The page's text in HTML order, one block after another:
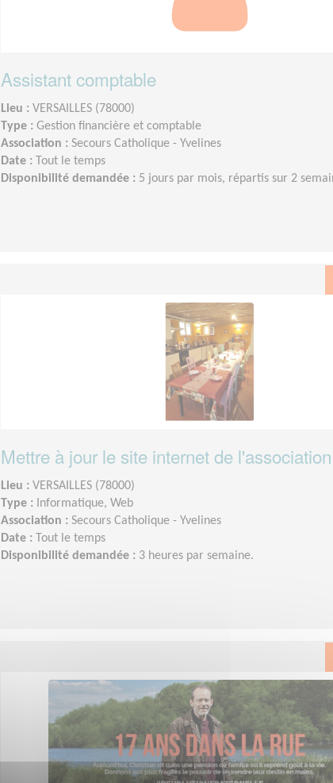
Assistant comptable
Lieu : VERSAILLES (78000)
Type : Gestion financière et comptable
Association : Secours Catholique - Yvelines
Date : Tout le temps
Disponibilité demandée : 5 jours par mois, répartis sur 2
Mettre à jour le site internet de l'association
Lieu : VERSAILLES (78000)
Type : Informatique, Web
Association : Secours Catholique - Yvelines
Date : Tout le temps
Disponibilité demandée : 3 heures par semaine.